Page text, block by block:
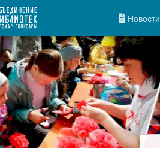
Новости